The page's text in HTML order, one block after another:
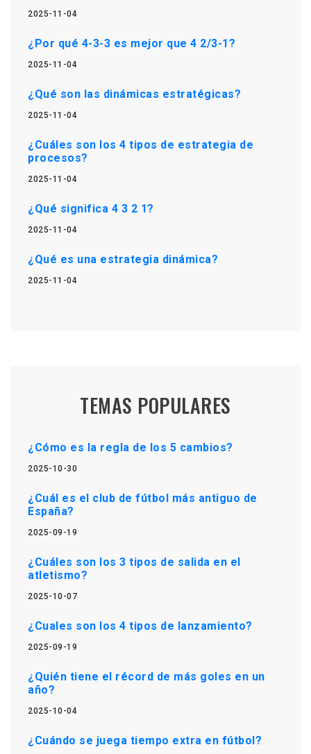
2025-11-04
¿Por qué 4-3-3 es mejor que 4 2/3-1?
2025-11-04
¿Qué son las dinámicas estratégicas?
2025-11-04
¿Cuáles son los 4 tipos de estrategia de
procesos?
2025-11-04
¿Qué significa 4 3 2 1?
2025-11-04
¿Qué es una estrategia dinámica?
2025-11-04
TEMAS POPULARES
¿Cómo es la regla de los 5 cambios?
2025-10-30
¿Cuál es el club de fútbol más antiguo de
España?
2025-09-19
¿Cuáles son los 3 tipos de salida en el
atletismo?
2025-10-07
¿Cuales son los 4 tipos de lanzamiento?
2025-09-19
¿Quién tiene el récord de más goles en un
año?
2025-10-04
¿Cuándo se juega tiempo extra en fútbol?